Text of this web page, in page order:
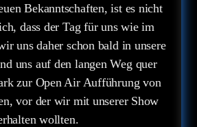
Bekanntschaften, ist es nicht
dass der Tag für uns wie im
uns daher schon bald in unsere
uns auf den langen Weg quer
zur Open Air Aufführung von
vor der wir mit unserer Show
wollten.